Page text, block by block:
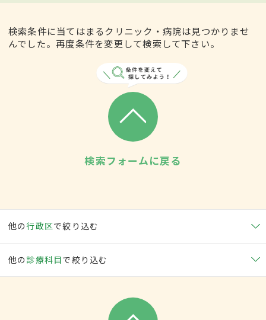
検索条件に当てはまるクリニック・病院は見つかりませ
んでした。再度条件を変更して検索して下さい。
検索フォームに戻る
他の行政区で絞り込む
他の 診療科目で絞り込む